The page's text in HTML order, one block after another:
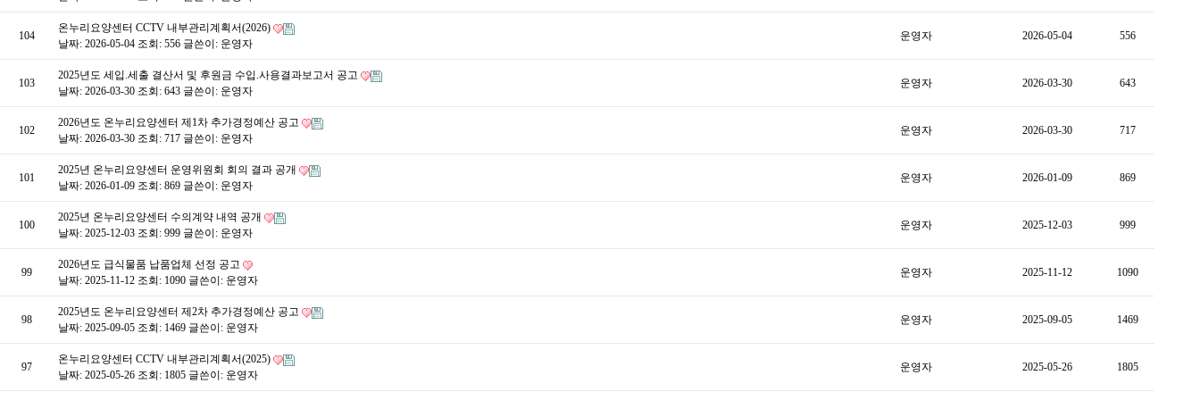
104
온누리요양센터 CCTV 내부관리계획서(2026)
날짜: 2026-05-04 조회: 556 글쓴이: 운영자
운영자 2026-05-04 556
103
2025년도 세입.세출 결산서 및 후원금 수입.사용결과보고서 공고
날짜: 2026-03-30 조회: 643 글쓴이: 운영자
운영자 2026-03-30 643
102
2026년도 온누리요양센터 제1차 추가경정예산 공고
날짜: 2026-03-30 조회: 717 글쓴이: 운영자
운영자 2026-03-30 717
101
2025년 온누리요양센터 운영위원회 회의 결과 공개
날짜: 2026-01-09 조회: 869 글쓴이: 운영자
운영자 2026-01-09 869
100
2025년 온누리요양센터 수의계약 내역 공개
날짜: 2025-12-03 조회: 999 글쓴이: 운영자
운영자 2025-12-03 999
99
2026년도 급식물품 납품업체 선정 공고
날짜: 2025-11-12 조회: 1090 글쓴이: 운영자
운영자 2025-11-12 1090
98
2025년도 온누리요양센터 제2차 추가경정예산 공고
날짜: 2025-09-05 조회: 1469 글쓴이: 운영자
운영자 2025-09-05 1469
97
온누리요양센터 CCTV 내부관리계획서(2025)
날짜: 2025-05-26 조회: 1805 글쓴이: 운영자
운영자 2025-05-26 1805